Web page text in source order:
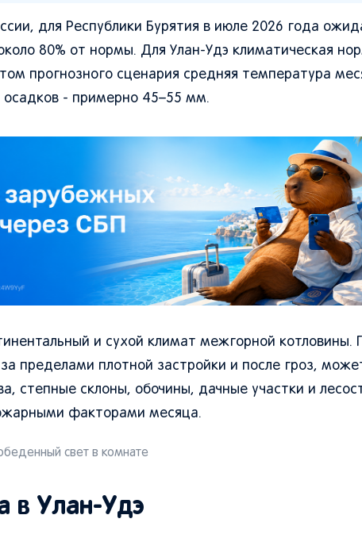
для Республики Бурятия в июле 2026 года
80% от нормы. Для Улан-Удэ климатическая
прогнозного сценария средняя температура
- примерно 45–55 мм.
и сухой климат межгорной котловины.
пределами плотной застройки и после гроз,
степные склоны, обочины, дачные участки и
факторами месяца.
свет в комнате
в Улан-Удэ